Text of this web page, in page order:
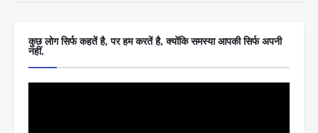
कुछ लोग सिर्फ कहतें है, पर हम करतें है, क्योंकि समस्या आपकी सिर्फ अपनी
नहीं.